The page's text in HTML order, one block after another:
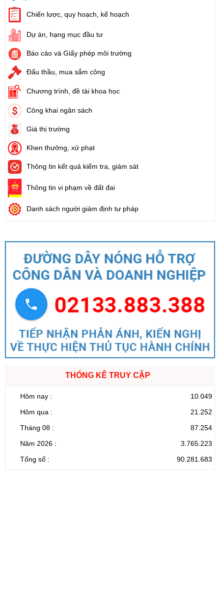
Chiến lược, quy hoạch, kế hoạch
Dự án, hạng mục đầu tư
Báo cáo và Giấy phép môi trường
Đấu thầu, mua sắm công
Chương trình, đề tài khoa học
Công khai ngân sách
Giá thị trường
Khen thưởng, xử phạt
Thông tin kết quả kiểm tra, giám sát
Thông tin vi phạm về đất đai
Danh sách người giám định tư pháp
THỐNG KÊ TRUY CẬP
Hôm nay :
10.049
Hôm qua :
21.252
Tháng 08 :
87.254
Năm 2026 :
3.765.223
Tổng số :
90.281.683